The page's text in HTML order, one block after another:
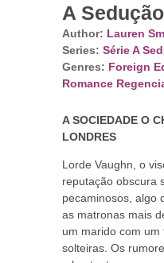
A
Author: Lauren
Series: Série A
Genres: Foreign
Romance
A SOCIEDADE O
LONDRES
Lorde Vaughn, o
reputação obscura
pecaminosos, algo
as matronas mais
um marido com
solteiras. Os